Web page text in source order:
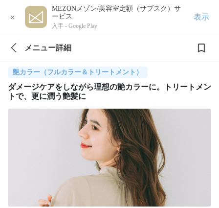
×
MEZONメゾン/美容室定額（サブスク）サ
ービス
入手 - Google Play
表示
メニュー詳細
艶カラー（フルカラー＆トリートメント）
ダメージケアをしながら理想の艶カラーに。トリートメン
トで、更に潤う艶髪に